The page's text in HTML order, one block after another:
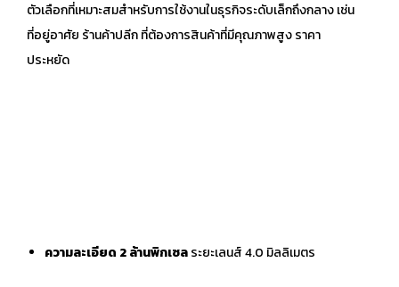
ตัวเลือกที่เหมาะสมสำหรับการใช้งานในธุรกิจระดับเล็กถึงกลาง เช่น
ที่อยู่อาศัย ร้านค้าปลีก ที่ต้องการสินค้าที่มีคุณภาพสูง ราคา
ประหยัด
ความละเอียด 2 ล้านพิกเซลระยะเลนส์ 4.0 มิลลิเมตร